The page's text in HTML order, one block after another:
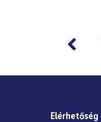
Elérhetőség